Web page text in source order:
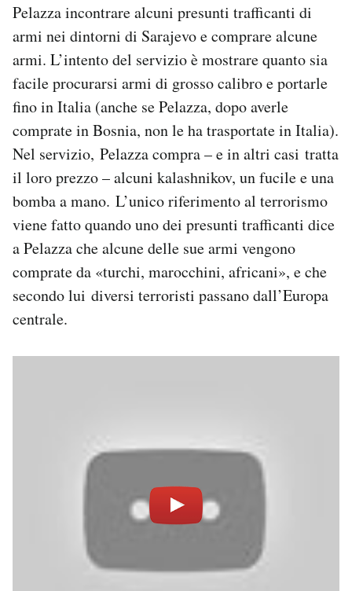
Pelazza incontrare alcuni presunti trafficanti di
armi nei dintorni di Sarajevo e comprare alcune
armi. L’intento del servizio è mostrare quanto sia
facile procurarsi armi di grosso calibro e portarle
fino in Italia (anche se Pelazza, dopo averle
comprate in Bosnia, non le ha trasportate in Italia).
Nel servizio, Pelazza compra – e in altri casi tratta
il loro prezzo – alcuni kalashnikov, un fucile e una
bomba a mano. L’unico riferimento al terrorismo
viene fatto quando uno dei presunti trafficanti dice
a Pelazza che alcune delle sue armi vengono
comprate da «turchi, marocchini, africani», e che
secondo lui diversi terroristi passano dall’Europa
centrale.